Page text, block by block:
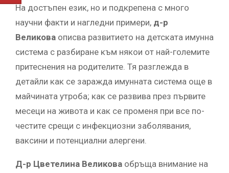
На достъпен език, но и подкрепена с много
научни факти и нагледни примери, д-р
Великова описва развитието на детската имунна
система с разбиране към някои от най-големите
притеснения на родителите. Тя разглежда в
детайли как се заражда имунната система още в
майчината утроба; как се развива през първите
месеци на живота и как се променя при все по-
честите срещи с инфекциозни заболявания,
ваксини и потенциални алергени.
Д-р Цветелина Великова обръща внимание на